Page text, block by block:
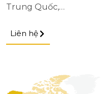
Trung Quốc,…
Liên hệ